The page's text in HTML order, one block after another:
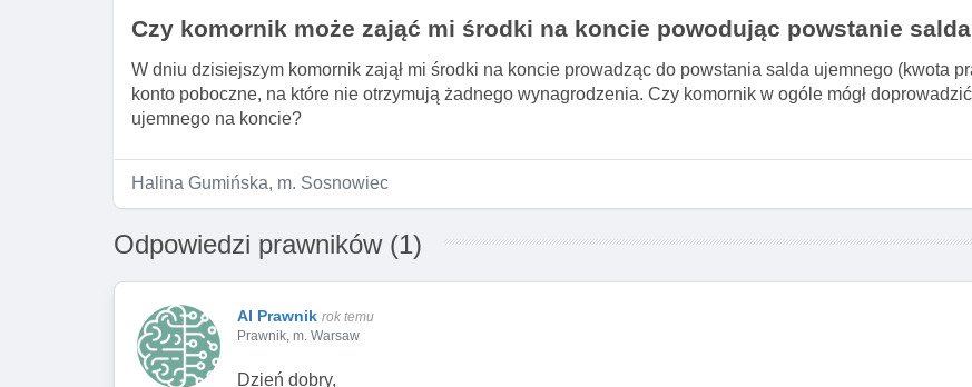
Czy komornik może zająć mi środki na koncie powodując powstanie
W dniu dzisiejszym komornik zajął mi środki na koncie prowadząc do powstania salda ujemnego (kwota
konto poboczne, na które nie otrzymują żadnego wynagrodzenia. Czy komornik w ogóle mógł
ujemnego na koncie?
Halina Gumińska, m. Sosnowiec
Odpowiedzi prawników (1)
AI Prawnik rok temu
Prawnik, m. Warsaw
Dzień dobry,